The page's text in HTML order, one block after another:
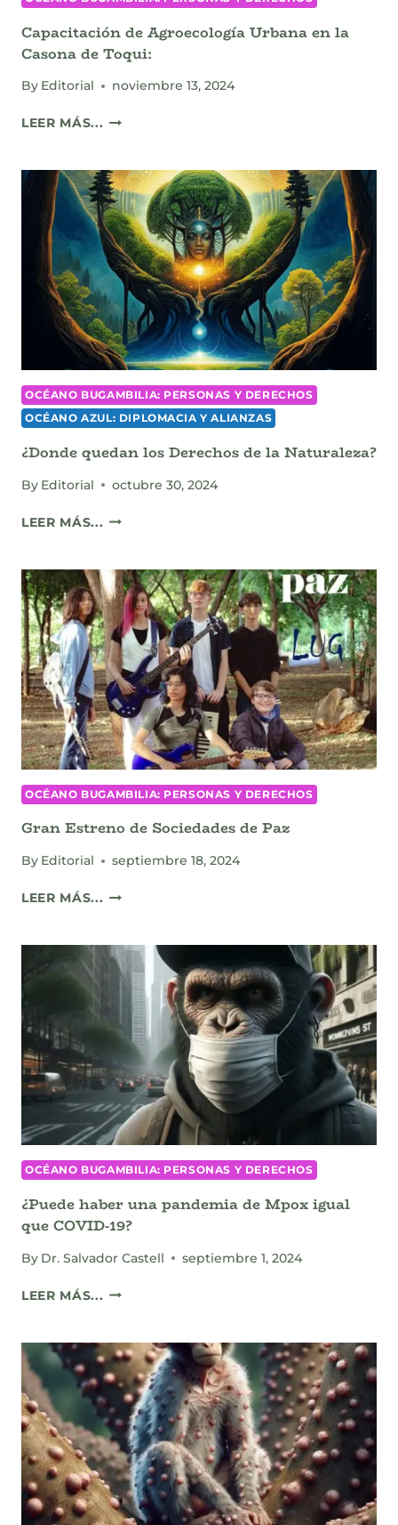
Capacitación de Agroecología Urbana en la
Casona de Toqui:
By Editorial noviembre 13, 2024
LEER MÁS... CAPACITACIÓN
URBANA
EN
LA
CASONA
DE
TOQUI:
OCÉANO BUGAMBILIA: PERSONAS Y DERECHOS
OCÉANO AZUL: DIPLOMACIA Y ALIANZAS
¿Donde quedan los Derechos de la Naturaleza?
By Editorial octubre 30, 2024
LEER MÁS... ¿DONDE
DERECHOS
DE
LA
NATURALEZA?
OCÉANO BUGAMBILIA: PERSONAS Y DERECHOS
Gran Estreno de Sociedades de Paz
By Editorial septiembre 18, 2024
LEER MÁS... GRAN
SOCIEDADES
DE
OCÉANO BUGAMBILIA: PERSONAS Y DERECHOS
¿Puede haber una pandemia de Mpox igual
que COVID-19?
By Dr. Salvador Castell septiembre 1, 2024
LEER MÁS... ¿PUEDE
PANDEMIA
DE
MPOX
IGUAL
QUE
COVID-
19?